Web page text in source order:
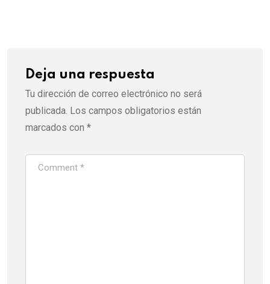
Deja una respuesta
Tu dirección de correo electrónico no será
publicada. Los campos obligatorios están
marcados con *